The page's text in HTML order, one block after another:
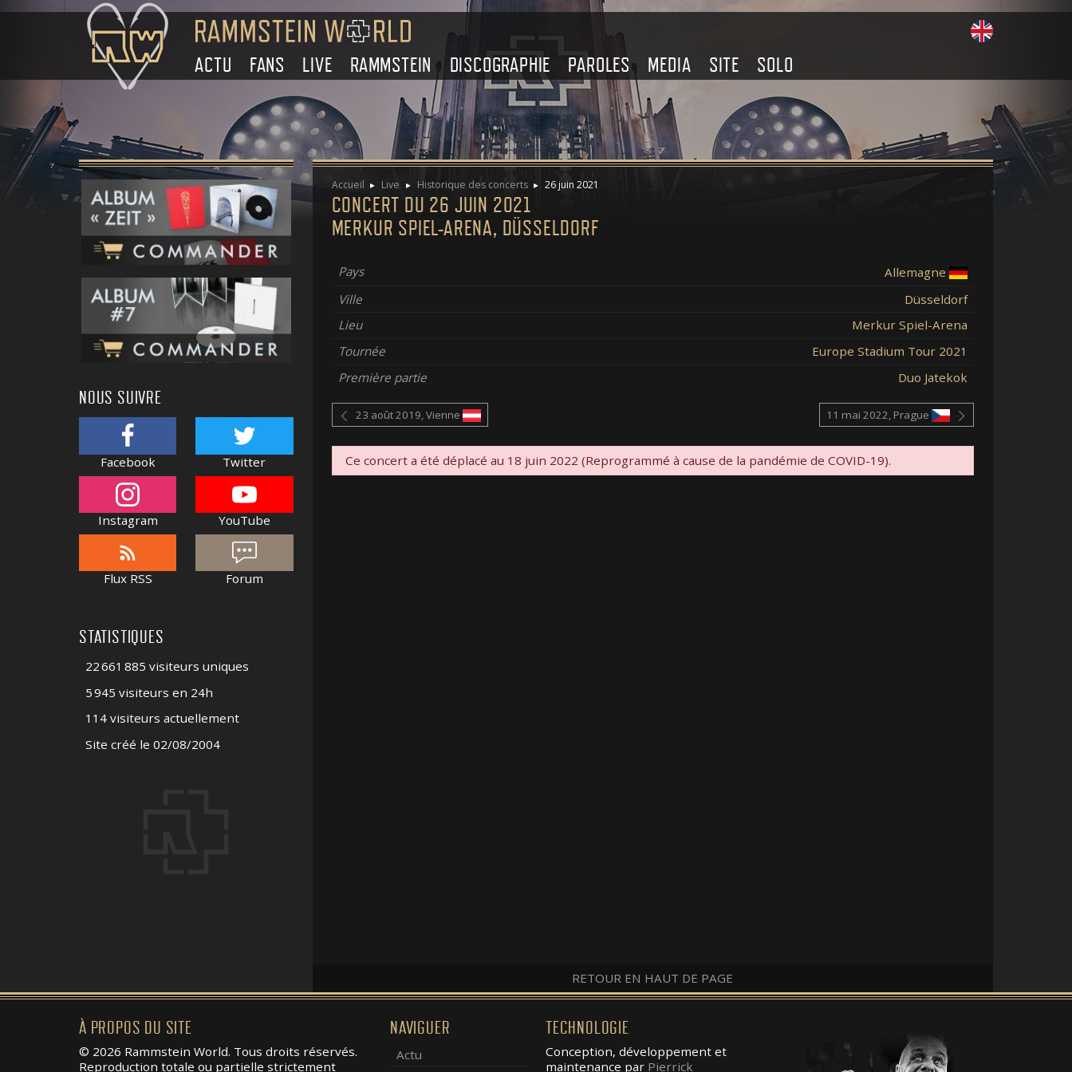
ACTU FANS LIVE RAMMSTEIN DISCOGRAPHIE PAROLES MEDIA SITE SOLO
Accueil Live Historique des concerts 26 juin 2021
CONCERT DU 26 JUIN 2021
MERKUR SPIEL-ARENA, DÜSSELDORF
Pays
Allemagne
Ville
Düsseldorf
Lieu
Merkur Spiel-Arena
Tournée
Europe Stadium Tour 2021
Première partie
Duo Jatekok
23 août 2019, Vienne 11 mai 2022, Prague
Ce concert a été déplacé au 18 juin 2022 (Reprogrammé à cause de la pandémie de COVID-19).
RETOUR EN HAUT DE PAGE
NOUS SUIVRE
Facebook Twitter
Instagram YouTube
Flux RSS Forum
STATISTIQUES
22 661 885 visiteurs uniques
5 945 visiteurs en 24h
114 visiteurs actuellement
Site créé le 02/08/2004
À PROPOS DU SITE
© 2026 Rammstein World. Tous droits réservés.
Reproduction totale ou partielle strictement
NAVIGUER
Actu
TECHNOLOGIE
Conception, développement et
maintenance par Pierrick